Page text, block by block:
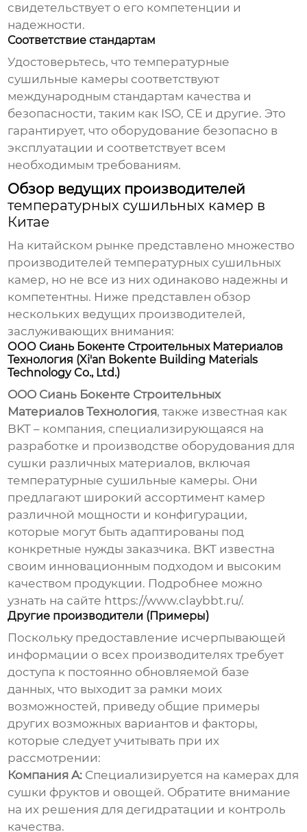
свидетельствует о его компетенции и
надежности.
Соответствие стандартам
Удостоверьтесь, чтотемпературные
сушильные камеры соответствуют
международным стандартам качества и
безопасности, таким как ISO, CE и другие. Это
гарантирует, что оборудование безопасно в
эксплуатации и соответствует всем
необходимым требованиям.
Обзор ведущих производителей
температурных сушильных камер в
Китае
На китайском рынке представлено множество
производителейтемпературных сушильных
камер, но не все из них одинаково надежны и
компетентны. Ниже представлен обзор
нескольких ведущих производителей,
заслуживающих внимания:
ООО Сиань Бокенте Строительных Материалов
Технология (Xi'an Bokente Building Materials
Technology Co., Ltd.)
ООО Сиань Бокенте Строительных
Материалов Технология, также известная как
BKT – компания, специализирующаяся на
разработке и производстве оборудования для
сушки различных материалов, включая
температурные сушильные камеры. Они
предлагают широкий ассортимент камер
различной мощности и конфигурации,
которые могут быть адаптированы под
конкретные нужды заказчика. BKT известна
своим инновационным подходом и высоким
качеством продукции. Подробнее можно
узнать на сайте https://www.claybbt.ru/.
Другие производители (Примеры)
Поскольку предоставление исчерпывающей
информации о всех производителях требует
доступа к постоянно обновляемой базе
данных, что выходит за рамки моих
возможностей, приведу общие примеры
других возможных вариантов и факторы,
которые следует учитывать при их
рассмотрении:
Компания A: Специализируется на камерах для
сушки фруктов и овощей. Обратите внимание
на их решения для дегидратации и контроль
качества.